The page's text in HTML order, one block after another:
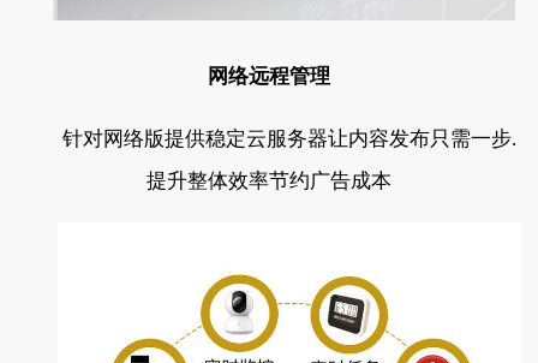
网络远程管理
针对网络版提供稳定云服务器让内容发布只需一步.
提升整体效率节约广告成本